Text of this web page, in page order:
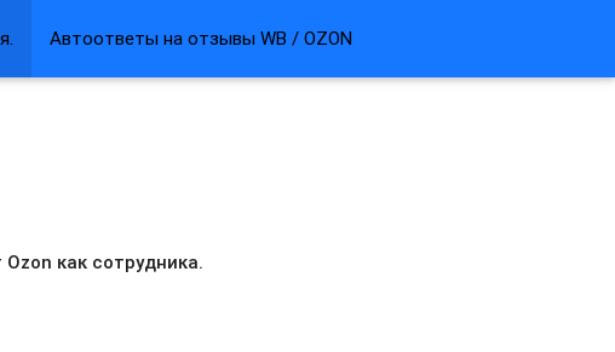
Автоответы на отзывы WB / OZON
как сотрудника.